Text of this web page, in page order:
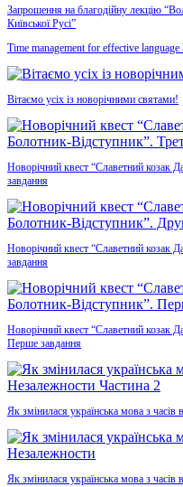
Запрошення на благодійну лекцію
Київської Русі”
Time management for effective language
Вітаємо усіх із новорічними святами!
Новорічний квест “Славетний козак
завдання
Новорічний квест “Славетний козак
завдання
Новорічний квест “Славетний козак
Перше завдання
Як змінилася українська мова з
Як змінилася українська мова з